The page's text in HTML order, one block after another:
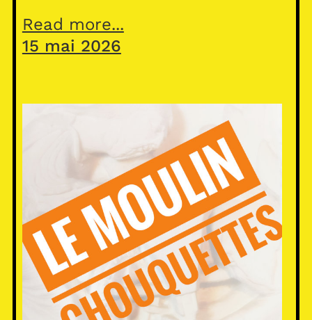
Read more...
15 mai 2026